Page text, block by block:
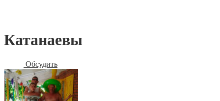
Катанаевы
Обсудить